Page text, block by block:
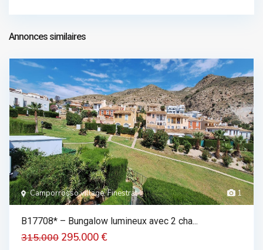
359.900 €
Annonces similaires
1
Camporrosso village, Finestrat
B17708* – Bungalow lumineux avec 2 cha...
315.000 295.000 €